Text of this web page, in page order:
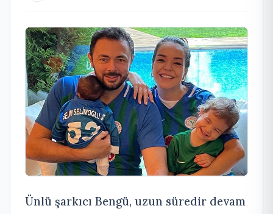
Ünlü şarkıcı Bengü, uzun süredir devam